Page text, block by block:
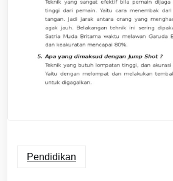
Pendidikan